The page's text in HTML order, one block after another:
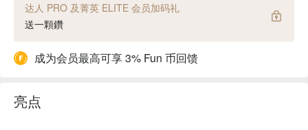
达人 PRO 及菁英 ELITE 会员加码礼
送一顆鑽
成为会员最高可享 3% Fun 币回馈
亮点